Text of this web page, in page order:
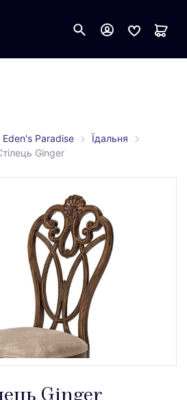
Eden's Paradise
Їдальня
Ginger
Ginger